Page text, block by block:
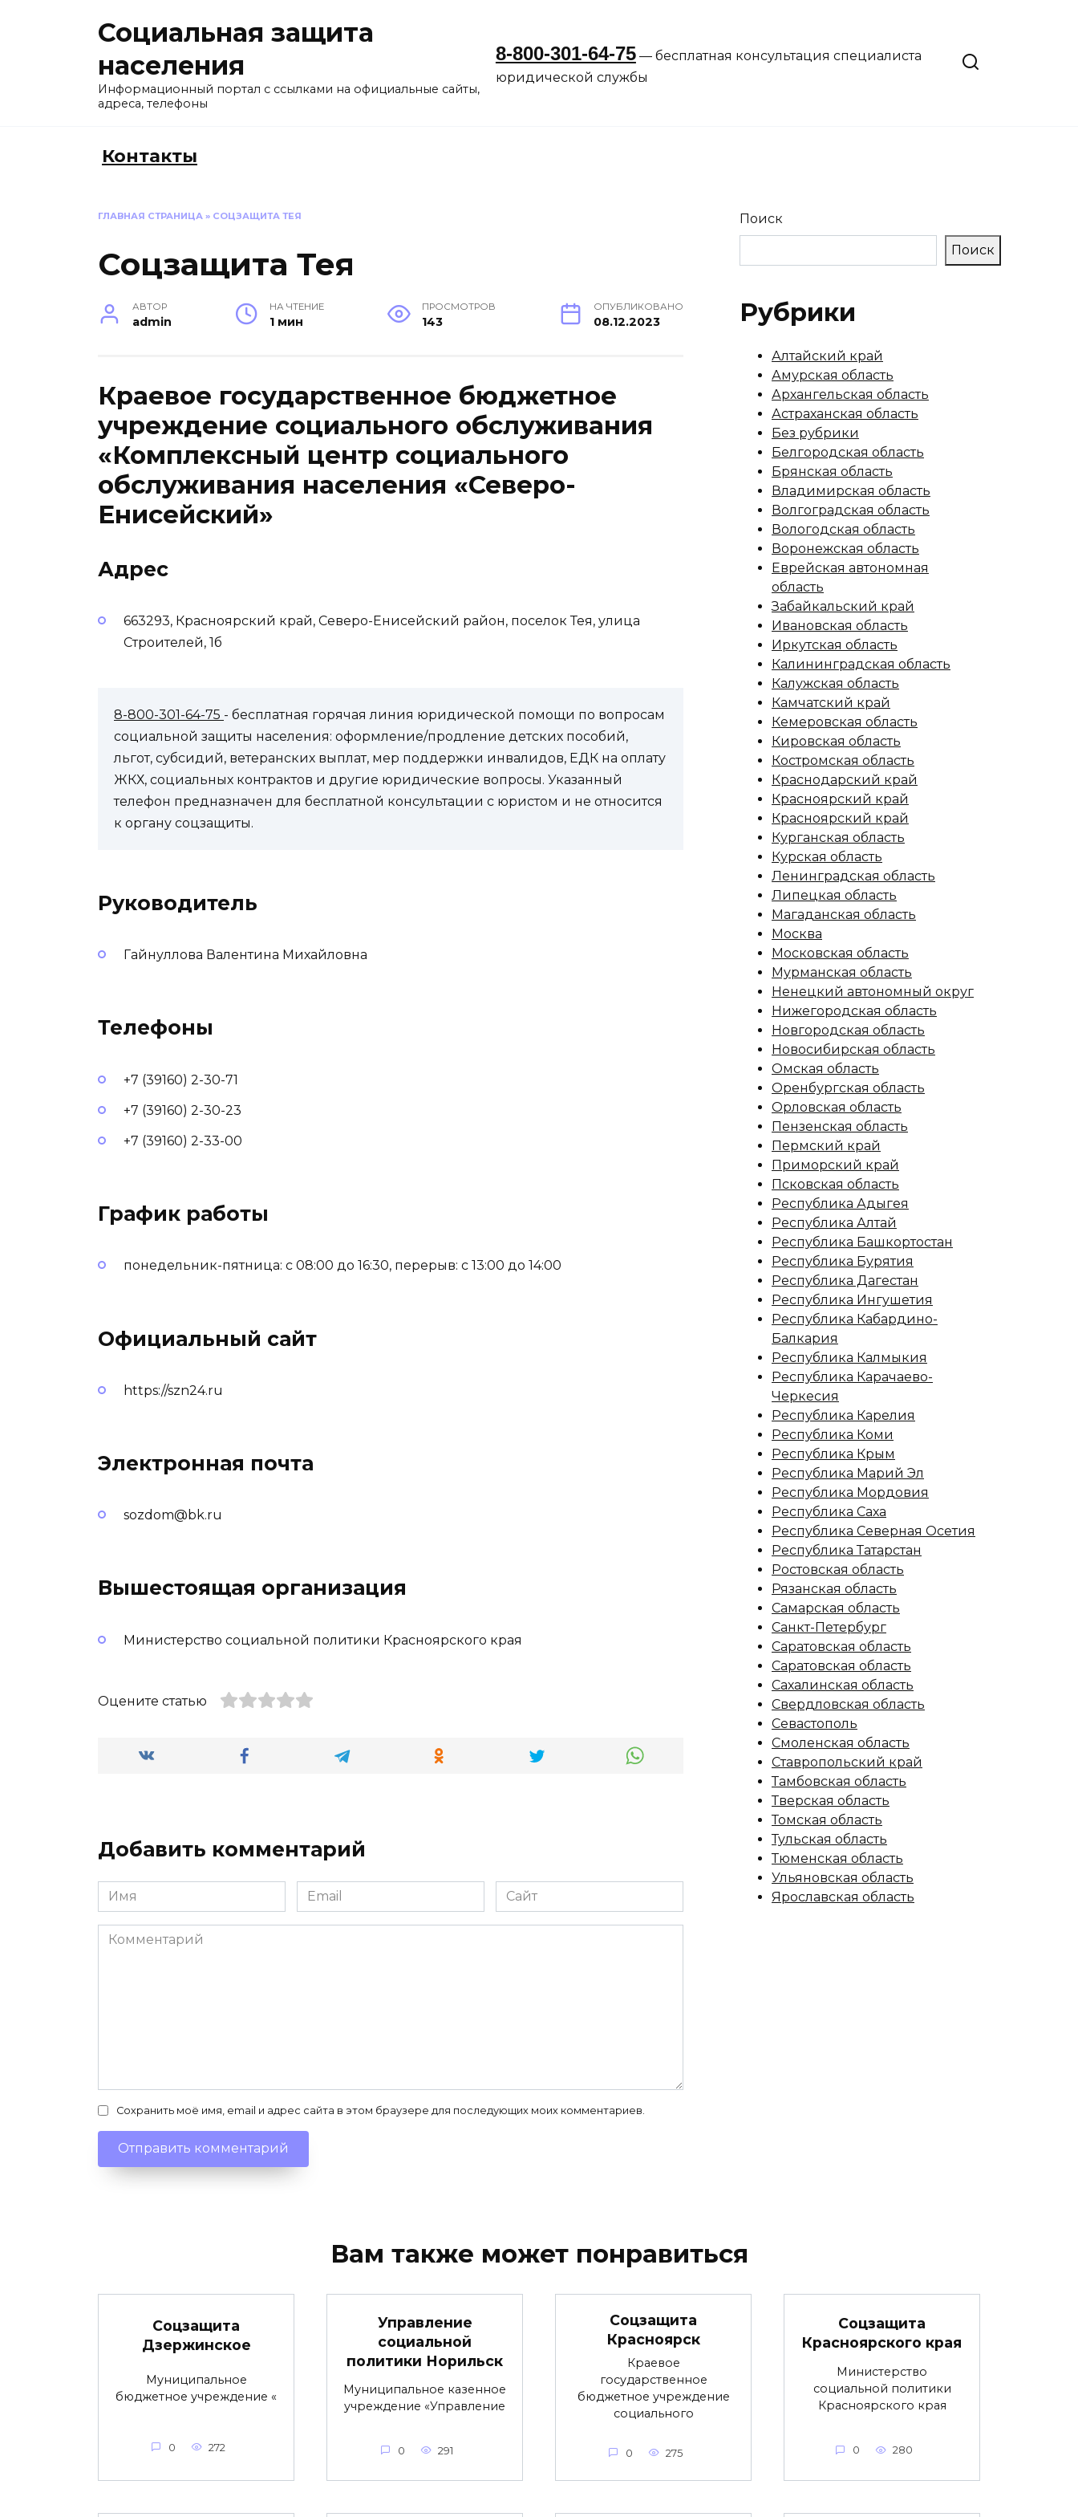
Социальная защита
населения
Информационный портал с ссылками на официальные сайты,
адреса, телефоны
8-800-301-64-75— бесплатная консультация специалиста
юридической службы
Контакты
ГЛАВНАЯ СТРАНИЦА » СОЦЗАЩИТА ТЕЯ
Соцзащита Тея
АВТОР
admin
НА ЧТЕНИЕ
1 мин
ПРОСМОТРОВ
143
ОПУБЛИКОВАНО
08.12.2023
Краевое государственное бюджетное
учреждение социального обслуживания
«Комплексный центр социального
обслуживания населения «Северо-
Енисейский»
Адрес
663293, Красноярский край, Северо-Енисейский район, поселок Тея, улица
Строителей, 1б
8-800-301-64-75 - бесплатная горячая линия юридической помощи по вопросам
социальной защиты населения: оформление/продление детских пособий,
льгот, субсидий, ветеранских выплат, мер поддержки инвалидов, ЕДК на оплату
ЖКХ, социальных контрактов и другие юридические вопросы. Указанный
телефон предназначен для бесплатной консультации с юристом и не относится
к органу соцзащиты.
Руководитель
Гайнуллова Валентина Михайловна
Телефоны
+7 (39160) 2-30-71
+7 (39160) 2-30-23
+7 (39160) 2-33-00
График работы
понедельник-пятница: с 08:00 до 16:30, перерыв: с 13:00 до 14:00
Официальный сайт
https://szn24.ru
Электронная почта
sozdom@bk.ru
Вышестоящая организация
Министерство социальной политики Красноярского края
Оцените статью
Добавить комментарий
Имя
*
Email
*
Сайт
Комментарий
Сохранить моё имя, email и адрес сайта в этом браузере для последующих моих комментариев.
Поиск
Поиск
Рубрики
Алтайский край
Амурская область
Архангельская область
Астраханская область
Без рубрики
Белгородская область
Брянская область
Владимирская область
Волгоградская область
Вологодская область
Воронежская область
Еврейская автономная
область
Забайкальский край
Ивановская область
Иркутская область
Калининградская область
Калужская область
Камчатский край
Кемеровская область
Кировская область
Костромская область
Краснодарский край
Красноярский край
Красноярский край
Курганская область
Курская область
Ленинградская область
Липецкая область
Магаданская область
Москва
Московская область
Мурманская область
Ненецкий автономный округ
Нижегородская область
Новгородская область
Новосибирская область
Омская область
Оренбургская область
Орловская область
Пензенская область
Пермский край
Приморский край
Псковская область
Республика Адыгея
Республика Алтай
Республика Башкортостан
Республика Бурятия
Республика Дагестан
Республика Ингушетия
Республика Кабардино-
Балкария
Республика Калмыкия
Республика Карачаево-
Черкесия
Республика Карелия
Республика Коми
Республика Крым
Республика Марий Эл
Республика Мордовия
Республика Саха
Республика Северная Осетия
Республика Татарстан
Ростовская область
Рязанская область
Самарская область
Санкт-Петербург
Саратовская область
Саратовская область
Сахалинская область
Свердловская область
Севастополь
Смоленская область
Ставропольский край
Тамбовская область
Тверская область
Томская область
Тульская область
Тюменская область
Ульяновская область
Ярославская область
Вам также может понравиться
Соцзащита
Дзержинское
Муниципальное
бюджетное учреждение «
0 272
Управление
социальной
политики Норильск
Муниципальное казенное
учреждение «Управление
0 291
Соцзащита
Красноярск
Краевое
государственное
бюджетное учреждение
социального
0 275
Соцзащита
Красноярского края
Министерство
социальной политики
Красноярского края
0 280